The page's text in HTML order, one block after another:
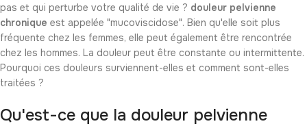
pas et qui perturbe votre qualité de vie ? douleur pelvienne
chronique est appelée "mucoviscidose". Bien qu'elle soit plus
fréquente chez les femmes, elle peut également être rencontrée
chez les hommes. La douleur peut être constante ou intermittente.
Pourquoi ces douleurs surviennent-elles et comment sont-elles
traitées ?
Qu'est-ce que la douleur pelvienne